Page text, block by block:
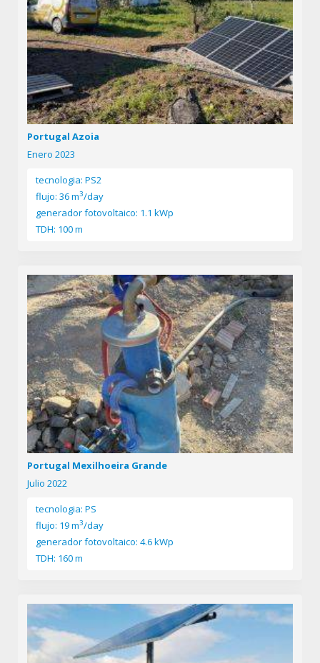
Portugal Azoia
Enero 2023
tecnologia: PS2
flujo: 36 m3/day
generador fotovoltaico: 1.1 kWp
TDH: 100 m
Portugal Mexilhoeira Grande
Julio 2022
tecnologia: PS
flujo: 19 m3/day
generador fotovoltaico: 4.6 kWp
TDH: 160 m